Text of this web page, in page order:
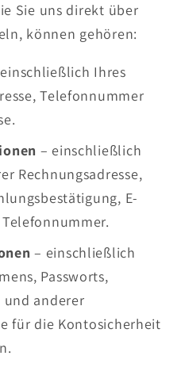
Sie uns direkt über
können gehören:
Ihres
Telefonnummer
– einschließlich
Rechnungsadresse,
E-
– einschließlich
Passworts,
und anderer
für die Kontosicherheit